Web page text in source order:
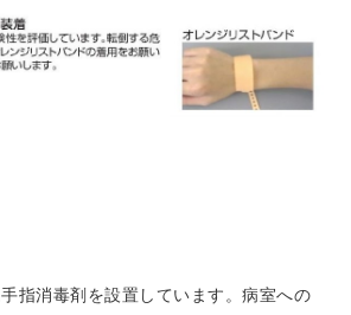
指消毒剤を設置しています。病室への